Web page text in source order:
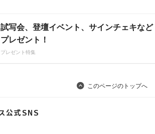
試写会、登壇イベント、サインチェキなど
プレゼント！
プレゼント特集
このページのトップへ